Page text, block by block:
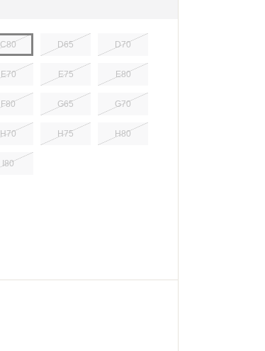
C80 D65 D70
E70 E75 E80
F80 G65 G70
H70 H75 H80
I80